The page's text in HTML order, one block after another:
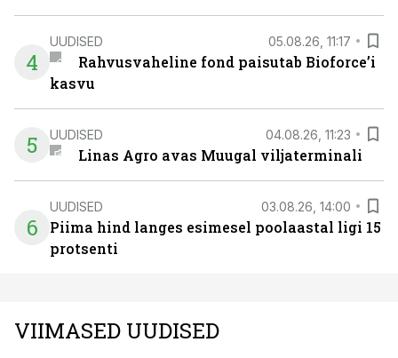
4
UUDISED 05.08.26, 11:17
Rahvusvaheline fond paisutab Bioforce’i
kasvu
5 UUDISED 04.08.26, 11:23
Linas Agro avas Muugal viljaterminali
6
UUDISED 03.08.26, 14:00
Piima hind langes esimesel poolaastal ligi 15
protsenti
VIIMASED UUDISED